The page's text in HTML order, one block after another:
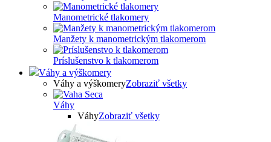
Manometrické tlakomery
Manžety k manometrickým tlakomerom
Príslušenstvo k tlakomerom
Váhy a výškomery
Váhy a výškomeryZobraziť všetky
Váhy
VáhyZobraziť všetky